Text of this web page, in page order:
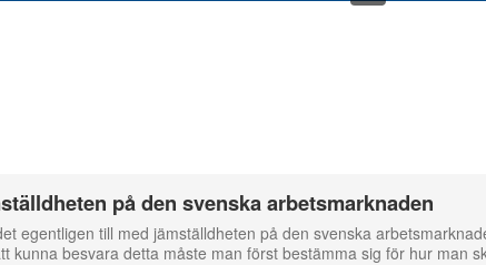
på den svenska arbetsmarknaden
egentligen till med jämställdheten på den svenska
kunna besvara detta måste man först bestämma sig för hur man